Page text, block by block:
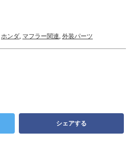
ホンダ, マフラー関連, 外装パーツ
シェアする